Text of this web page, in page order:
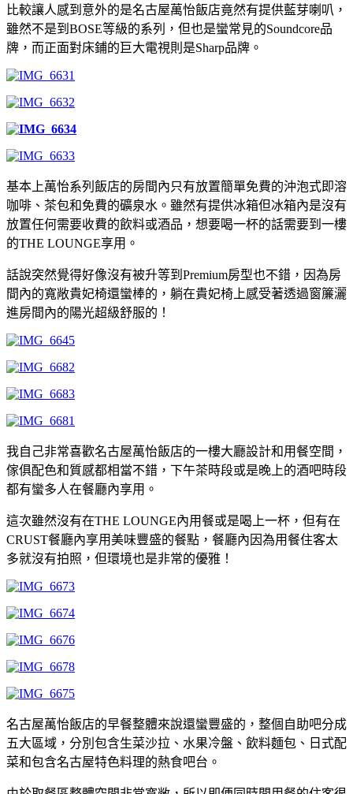
比較讓人感到意外的是名古屋萬怡飯店竟然有提供藍芽喇叭，
雖然不是到BOSE等級的系列，但也是蠻常見的Soundcore品
牌，而正面對床鋪的巨大電視則是Sharp品牌。
基本上萬怡系列飯店的房間內只有放置簡單免費的沖泡式即溶
咖啡、茶包和免費的礦泉水。雖然有提供冰箱但冰箱內是沒有
放置任何需要收費的飲料或酒品，想要喝一杯的話需要到一樓
的THE LOUNGE享用。
話說突然覺得好像沒有被升等到Premium房型也不錯，因為房
間內的寬敞貴妃椅還蠻棒的，躺在貴妃椅上感受著透過窗簾灑
進房間內的陽光超級舒服的！
我自己非常喜歡名古屋萬怡飯店的一樓大廳設計和用餐空間，
傢俱配色和質感都相當不錯，下午茶時段或是晚上的酒吧時段
都有蠻多人在餐廳內享用。
這次雖然沒有在THE LOUNGE內用餐或是喝上一杯，但有在
CRUST餐廳內享用美味豐盛的餐點，餐廳內因為用餐住客太
多就沒有拍照，但環境也是非常的優雅！
名古屋萬怡飯店的早餐整體來說還蠻豐盛的，整個自助吧分成
五大區域，分別包含生菜沙拉、水果冷盤、飲料麵包、日式配
菜和包含名古屋特色料理的熱食吧台。